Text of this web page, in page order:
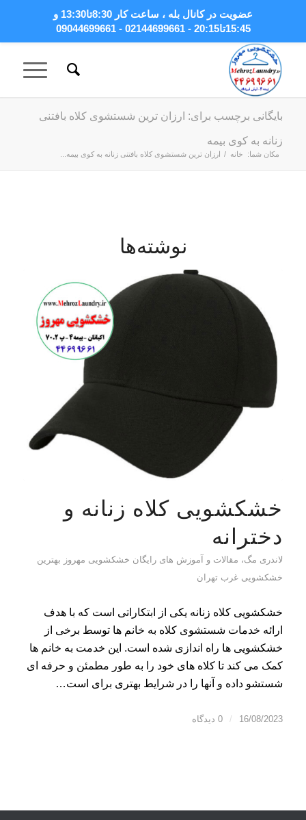
بایگانی برچسب برای: ارزان ترین شستشوی کلاه بافتنی
زنانه به کوی بیمه
مکان شما: خانه / ارزان ترین شستشوی کلاه بافتنی زنانه به کوی بیمه...
نوشته‌ها
خشکشویی کلاه زنانه و
دخترانه
لاندری مگ، مقالات و آموزش های رایگان خشکشویی مهروز بهترین
خشکشویی غرب تهران
خشکشویی کلاه زنانه یکی از ابتکاراتی است که با هدف
ارائه خدمات شستشوی کلاه به خانم ها توسط برخی از
خشکشویی ها راه اندازی شده است. این خدمت به خانم ها
کمک می کند تا کلاه های خود را به طور مطمئن و حرفه ای
شستشو داده و آنها را در شرایط بهتری برای است…
16/08/2023
/ 0 دیدگاه
عضویت در کانال بله
، ساعت کار 8:30تا13:30 و
15:45تا20:15 - 02144699661 - 09044699661